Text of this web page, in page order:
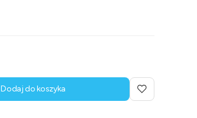
Dodaj do koszyka